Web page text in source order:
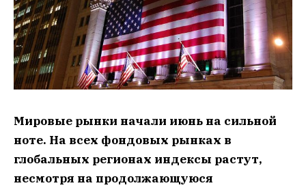
Мировые рынки начали июнь на сильной
ноте. На всех фондовых рынках в
глобальных регионах индексы растут,
несмотря на продолжающуюся